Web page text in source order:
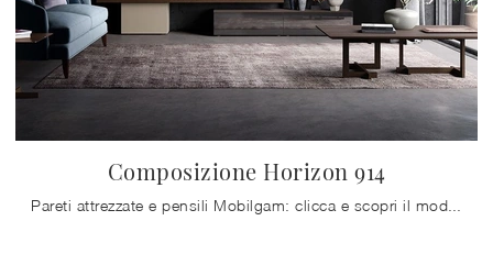
Composizione Horizon 914